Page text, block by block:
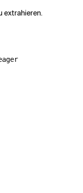
extrahieren.